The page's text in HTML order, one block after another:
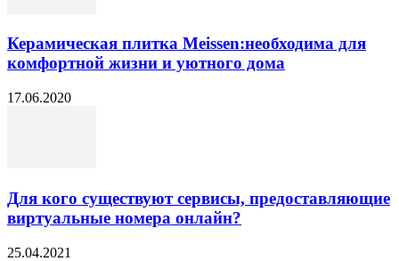
Керамическая плитка Meissen:необходима для
комфортной жизни и уютного дома
17.06.2020
Для кого существуют сервисы, предоставляющие
виртуальные номера онлайн?
25.04.2021